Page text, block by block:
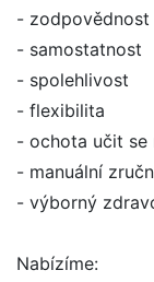
- zodpovědnost
- samostatnost
- spolehlivost
- flexibilita
- ochota učit se
- manuální
- výborný
Nabízíme: